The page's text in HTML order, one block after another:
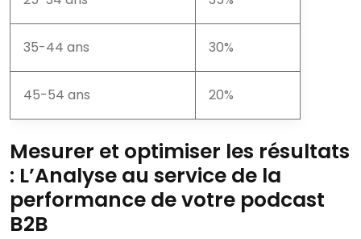
35-44 ans 30%
45-54 ans 20%
Mesurer et optimiser les résultats
: L’Analyse au service de la
performance de votre podcast
B2B